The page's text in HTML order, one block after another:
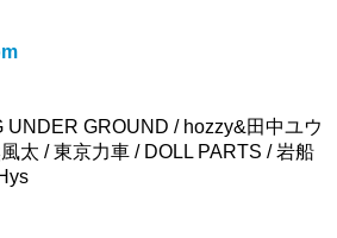
UNDER GROUND / hozzy&田中ユウ
太 / 東京力車 / DOLL PARTS / 岩船